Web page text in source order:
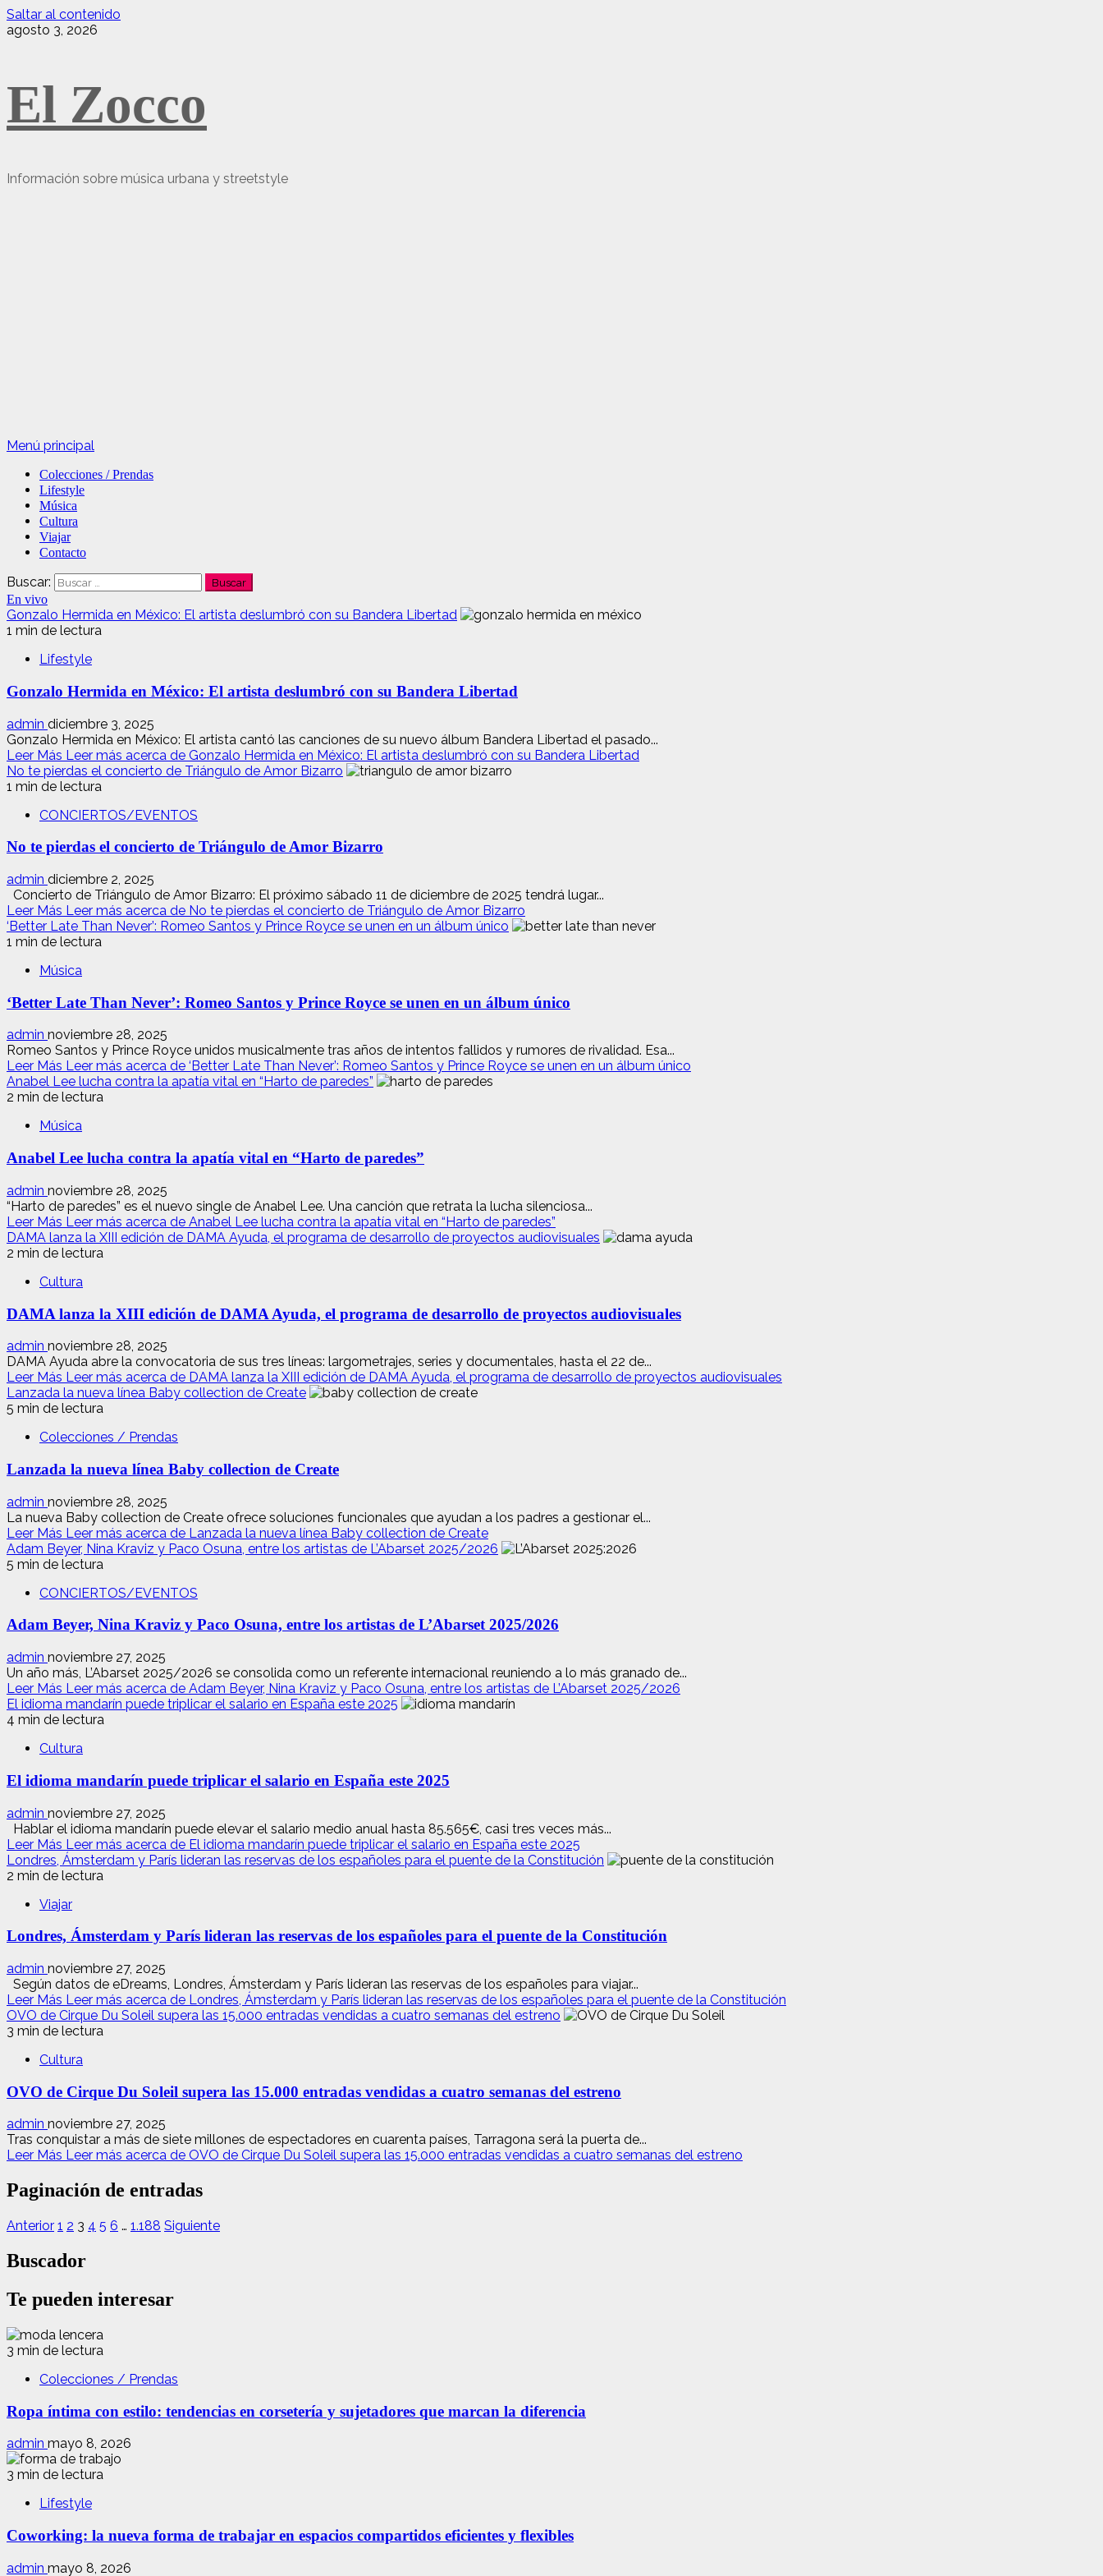
Saltar al contenido
agosto 3, 2026
El Zocco
Información sobre música urbana y streetstyle
Menú principal
Colecciones / Prendas
Lifestyle
Música
Cultura
Viajar
Contacto
Buscar:
En vivo
Gonzalo Hermida en México: El artista deslumbró con su Bandera Libertad
1 min de lectura
Lifestyle
Gonzalo Hermida en México: El artista deslumbró con su Bandera Libertad
admin diciembre 3, 2025
Gonzalo Hermida en México: El artista cantó las canciones de su nuevo álbum Bandera Libertad el pasado...
Leer Más Leer más acerca de Gonzalo Hermida en México: El artista deslumbró con su Bandera Libertad
No te pierdas el concierto de Triángulo de Amor Bizarro
1 min de lectura
CONCIERTOS/EVENTOS
No te pierdas el concierto de Triángulo de Amor Bizarro
admin diciembre 2, 2025
Concierto de Triángulo de Amor Bizarro: El próximo sábado 11 de diciembre de 2025 tendrá lugar...
Leer Más Leer más acerca de No te pierdas el concierto de Triángulo de Amor Bizarro
‘Better Late Than Never’: Romeo Santos y Prince Royce se unen en un álbum único
1 min de lectura
Música
‘Better Late Than Never’: Romeo Santos y Prince Royce se unen en un álbum único
admin noviembre 28, 2025
Romeo Santos y Prince Royce unidos musicalmente tras años de intentos fallidos y rumores de rivalidad. Esa...
Leer Más Leer más acerca de ‘Better Late Than Never’: Romeo Santos y Prince Royce se unen en un álbum único
Anabel Lee lucha contra la apatía vital en “Harto de paredes”
2 min de lectura
Música
Anabel Lee lucha contra la apatía vital en “Harto de paredes”
admin noviembre 28, 2025
“Harto de paredes” es el nuevo single de Anabel Lee. Una canción que retrata la lucha silenciosa...
Leer Más Leer más acerca de Anabel Lee lucha contra la apatía vital en “Harto de paredes”
DAMA lanza la XIII edición de DAMA Ayuda, el programa de desarrollo de proyectos audiovisuales
2 min de lectura
Cultura
DAMA lanza la XIII edición de DAMA Ayuda, el programa de desarrollo de proyectos audiovisuales
admin noviembre 28, 2025
DAMA Ayuda abre la convocatoria de sus tres líneas: largometrajes, series y documentales, hasta el 22 de...
Leer Más Leer más acerca de DAMA lanza la XIII edición de DAMA Ayuda, el programa de desarrollo de proyectos audiovisuales
Lanzada la nueva línea Baby collection de Create
5 min de lectura
Colecciones / Prendas
Lanzada la nueva línea Baby collection de Create
admin noviembre 28, 2025
La nueva Baby collection de Create ofrece soluciones funcionales que ayudan a los padres a gestionar el...
Leer Más Leer más acerca de Lanzada la nueva línea Baby collection de Create
Adam Beyer, Nina Kraviz y Paco Osuna, entre los artistas de L’Abarset 2025/2026
5 min de lectura
CONCIERTOS/EVENTOS
Adam Beyer, Nina Kraviz y Paco Osuna, entre los artistas de L’Abarset 2025/2026
admin noviembre 27, 2025
Un año más, L’Abarset 2025/2026 se consolida como un referente internacional reuniendo a lo más granado de...
Leer Más Leer más acerca de Adam Beyer, Nina Kraviz y Paco Osuna, entre los artistas de L’Abarset 2025/2026
El idioma mandarín puede triplicar el salario en España este 2025
4 min de lectura
Cultura
El idioma mandarín puede triplicar el salario en España este 2025
admin noviembre 27, 2025
Hablar el idioma mandarín puede elevar el salario medio anual hasta 85.565€, casi tres veces más...
Leer Más Leer más acerca de El idioma mandarín puede triplicar el salario en España este 2025
Londres, Ámsterdam y París lideran las reservas de los españoles para el puente de la Constitución
2 min de lectura
Viajar
Londres, Ámsterdam y París lideran las reservas de los españoles para el puente de la Constitución
admin noviembre 27, 2025
Según datos de eDreams, Londres, Ámsterdam y París lideran las reservas de los españoles para viajar...
Leer Más Leer más acerca de Londres, Ámsterdam y París lideran las reservas de los españoles para el puente de la Constitución
OVO de Cirque Du Soleil supera las 15.000 entradas vendidas a cuatro semanas del estreno
3 min de lectura
Cultura
OVO de Cirque Du Soleil supera las 15.000 entradas vendidas a cuatro semanas del estreno
admin noviembre 27, 2025
Tras conquistar a más de siete millones de espectadores en cuarenta países, Tarragona será la puerta de...
Leer Más Leer más acerca de OVO de Cirque Du Soleil supera las 15.000 entradas vendidas a cuatro semanas del estreno
Paginación de entradas
Anterior 1 2 3 4 5 6 … 1.188 Siguiente
Buscador
Te pueden interesar
3 min de lectura
Colecciones / Prendas
Ropa íntima con estilo: tendencias en corsetería y sujetadores que marcan la diferencia
admin mayo 8, 2026
3 min de lectura
Lifestyle
Coworking: la nueva forma de trabajar en espacios compartidos eficientes y flexibles
admin mayo 8, 2026